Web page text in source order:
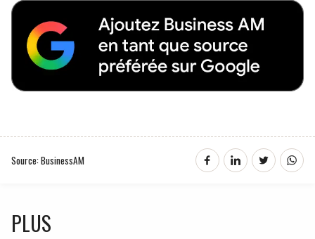
Source: BusinessAM
PLUS